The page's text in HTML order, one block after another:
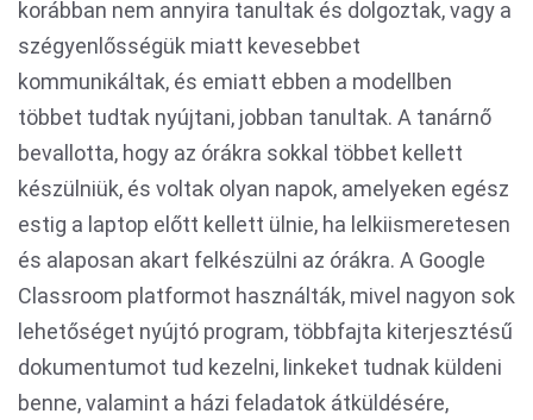
korábban nem annyira tanultak és dolgoztak, vagy a
szégyenlősségük miatt kevesebbet
kommunikáltak, és emiatt ebben a modellben
többet tudtak nyújtani, jobban tanultak. A tanárnő
bevallotta, hogy az órákra sokkal többet kellett
készülniük, és voltak olyan napok, amelyeken egész
estig a laptop előtt kellett ülnie, ha lelkiismeretesen
és alaposan akart felkészülni az órákra. A Google
Classroom platformot használták, mivel nagyon sok
lehetőséget nyújtó program, többfajta kiterjesztésű
dokumentumot tud kezelni, linkeket tudnak küldeni
benne, valamint a házi feladatok átküldésére,